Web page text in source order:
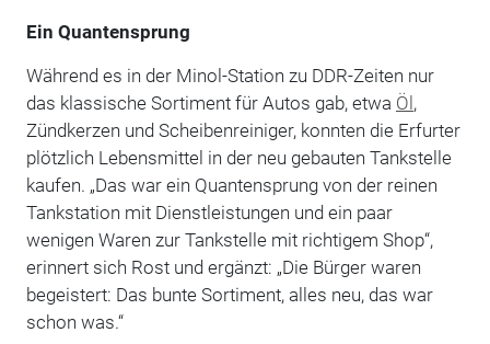
Ein Quantensprung
Während es in der Minol-Station zu DDR-Zeiten nur
das klassische Sortiment für Autos gab, etwa Öl,
Zündkerzen und Scheibenreiniger, konnten die Erfurter
plötzlich Lebensmittel in der neu gebauten Tankstelle
kaufen. „Das war ein Quantensprung von der reinen
Tankstation mit Dienstleistungen und ein paar
wenigen Waren zur Tankstelle mit richtigem Shop“,
erinnert sich Rost und ergänzt: „Die Bürger waren
begeistert: Das bunte Sortiment, alles neu, das war
schon was.“